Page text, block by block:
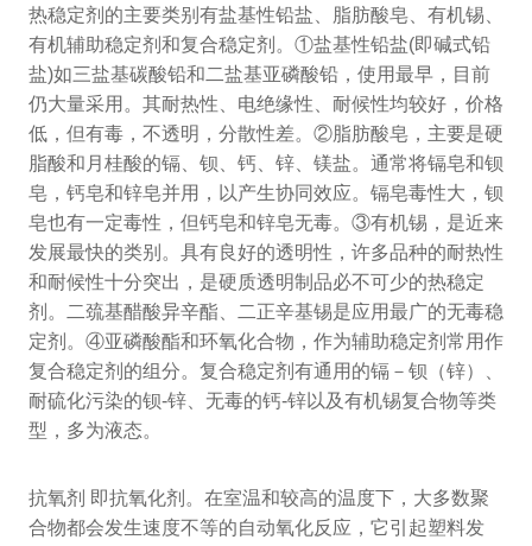
热稳定剂的主要类别有盐基性铅盐、脂肪酸皂、有机锡、
有机辅助稳定剂和复合稳定剂。①盐基性铅盐(即碱式铅
盐)如三盐基碳酸铅和二盐基亚磷酸铅，使用最早，目前
仍大量采用。其耐热性、电绝缘性、耐候性均较好，价格
低，但有毒，不透明，分散性差。②脂肪酸皂，主要是硬
脂酸和月桂酸的镉、钡、钙、锌、镁盐。通常将镉皂和钡
皂，钙皂和锌皂并用，以产生协同效应。镉皂毒性大，钡
皂也有一定毒性，但钙皂和锌皂无毒。③有机锡，是近来
发展最快的类别。具有良好的透明性，许多品种的耐热性
和耐候性十分突出，是硬质透明制品必不可少的热稳定
剂。二巯基醋酸异辛酯、二正辛基锡是应用最广的无毒稳
定剂。④亚磷酸酯和环氧化合物，作为辅助稳定剂常用作
复合稳定剂的组分。复合稳定剂有通用的镉－钡（锌）、
耐硫化污染的钡-锌、无毒的钙-锌以及有机锡复合物等类
型，多为液态。
抗氧剂 即抗氧化剂。在室温和较高的温度下，大多数聚
合物都会发生速度不等的自动氧化反应，它引起塑料发